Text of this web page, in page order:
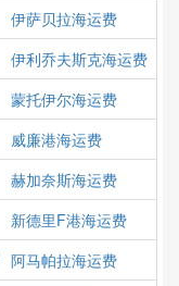
伊萨贝拉海运费
伊利乔夫斯克海运费
蒙托伊尔海运费
威廉港海运费
赫加奈斯海运费
新德里F港海运费
阿马帕拉海运费